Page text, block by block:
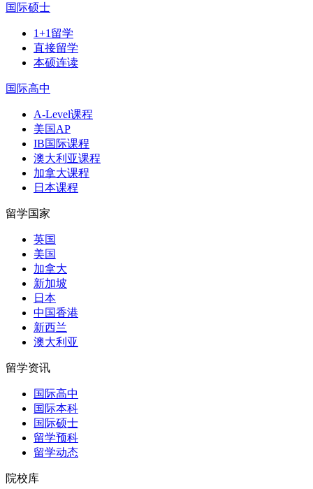
国际硕士
1+1留学
直接留学
本硕连读
国际高中
A-Level课程
美国AP
IB国际课程
澳大利亚课程
加拿大课程
日本课程
留学国家
英国
美国
加拿大
新加坡
日本
中国香港
新西兰
澳大利亚
留学资讯
国际高中
国际本科
国际硕士
留学预科
留学动态
院校库